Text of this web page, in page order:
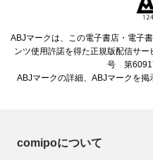
ABJマークは、この電子書店・電子
ンツ使用許諾を得た正規版配信サ
号 第
ABJマークの詳細、ABJマークを
comipoについて